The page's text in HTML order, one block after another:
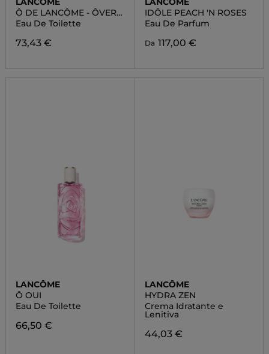
Ô DE LANCÔME - ÔVER
THE TOP
Eau De Toilette
73,43 €
IDÔLE PEACH 'N ROSES
Eau De Parfum
Da 117,00 €
LANCÔME
Ô OUI
Eau De Toilette
66,50 €
LANCÔME
HYDRA ZEN
Crema Idratante e
Lenitiva
44,03 €